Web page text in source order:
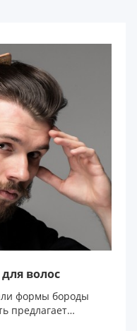
волос
формы бороды
предлагает